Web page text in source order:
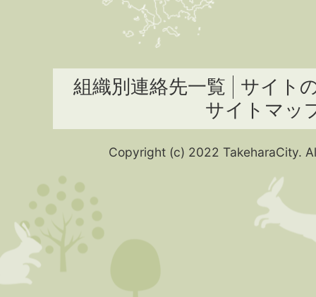
組織別連絡先一覧
サイト
サイトマッ
Copyright (c) 2022 TakeharaCity.